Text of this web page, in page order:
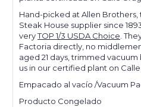
Hand-picked at Allen
Steak House supplier since
veryTOP 1/3 USDA Choice.
Factoria directly, no
aged 21 days, trimmed
us in our certified plant on
Empacado al vacío /Vacuum
Producto Congelado